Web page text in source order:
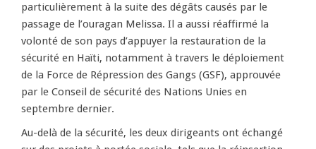
particulièrement à la suite des dégâts causés par le
passage de l’ouragan Melissa. Il a aussi réaffirmé la
volonté de son pays d’appuyer la restauration de la
sécurité en Haïti, notamment à travers le déploiement
de la Force de Répression des Gangs (GSF), approuvée
par le Conseil de sécurité des Nations Unies en
septembre dernier.
Au-delà de la sécurité, les deux dirigeants ont échangé